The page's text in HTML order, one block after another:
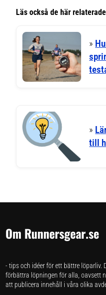
Läs också de här
»
»
till
Om Runnersgear.se
- tips och idéer för ett bättre löparliv.
förbättra löpningen för alla, oavsett
att publicera innehåll i våra olika